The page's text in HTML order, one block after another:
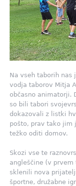
Na vseh taborih
vodja taborov Mitja
občasno animatorji.
so bili tabori
dokazovali z listki
pošto, prav tako jim
težko oditi domov.
Skozi vse te
angleščine (v
sklenili nova
športne, družabne